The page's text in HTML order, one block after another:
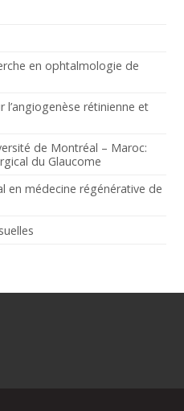
en ophtalmologie de
rétinienne et
de Montréal – Maroc:
du Glaucome
en médecine régénérative de